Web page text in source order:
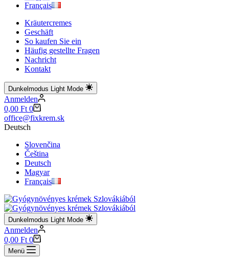
Français
Kräutercremes
Geschäft
So kaufen Sie ein
Häufig gestellte Fragen
Nachricht
Kontakt
Dunkelmodus Light Mode
Anmelden
Warenkorb
0,00 Ft 0
office@fixkrem.sk
Deutsch
Slovenčina
Čeština
Deutsch
Magyar
Français
Dunkelmodus Light Mode
Anmelden
Warenkorb
0,00 Ft 0
Menü